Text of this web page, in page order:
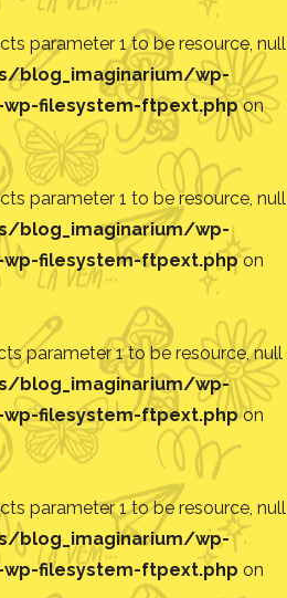
parameter 1 to be resource, null
blog_imaginarium/wp-
filesystem-ftpext.phpon
parameter 1 to be resource, null
blog_imaginarium/wp-
filesystem-ftpext.phpon
parameter 1 to be resource, null
blog_imaginarium/wp-
filesystem-ftpext.phpon
parameter 1 to be resource, null
blog_imaginarium/wp-
filesystem-ftpext.php on